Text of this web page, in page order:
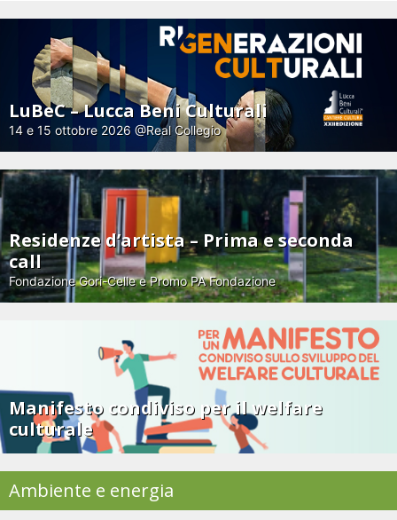
LuBeC – Lucca Beni Culturali
14 e 15 ottobre 2026 @Real Collegio
Residenze d’artista – Prima e seconda
call
Fondazione Gori-Celle e Promo PA Fondazione
Manifesto condiviso per il welfare
culturale
Ambiente e energia